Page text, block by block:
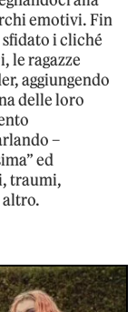
emotivi. Fin
sfidato i cliché
le ragazze
aggiungendo
delle loro
–
ed
traumi,
altro.